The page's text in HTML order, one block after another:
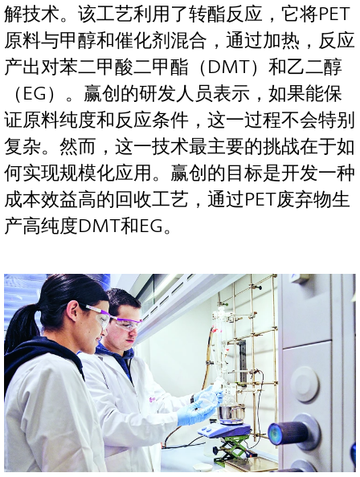
解技术。该工艺利用了转酯反应，它将PET
原料与甲醇和催化剂混合，通过加热，反应
产出对苯二甲酸二甲酯（DMT）和乙二醇
（EG）。赢创的研发人员表示，如果能保
证原料纯度和反应条件，这一过程不会特别
复杂。然而，这一技术最主要的挑战在于如
何实现规模化应用。赢创的目标是开发一种
成本效益高的回收工艺，通过PET废弃物生
产高纯度DMT和EG。